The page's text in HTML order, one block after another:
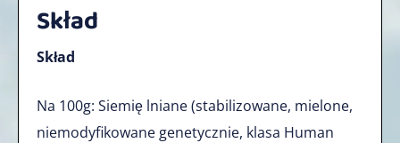
Skład
Skład
Na 100g: Siemię lniane (stabilizowane, mielone,
niemodyfikowane genetycznie, klasa Human